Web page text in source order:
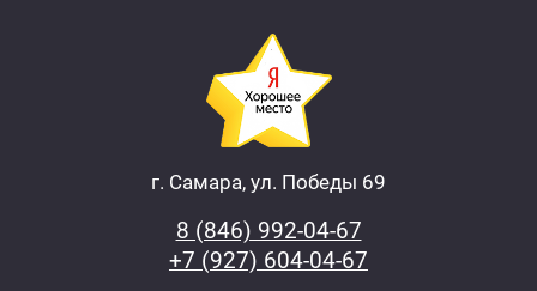
г. Самара, ул. Победы 69
8 (846) 992-04-67
+7 (927) 604-04-67